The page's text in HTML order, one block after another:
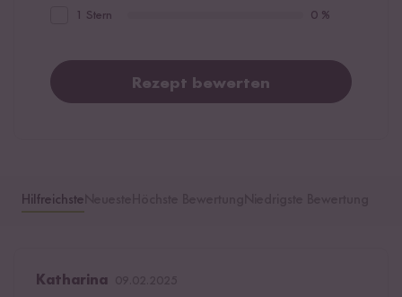
1 Stern 0 %
Rezept bewerten
Hilfreichste
Katharina